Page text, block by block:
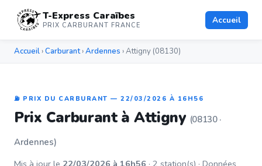
T-Express Caraïbes
PRIX CARBURANT FRANCE Accueil
Accueil ›Carburant›Ardennes › Attigny (08130)
⛽ PRIX DU CARBURANT — 22/03/2026 À 16H56
Prix Carburant à Attigny (08130 ·
Ardennes)
Mis à jour le 22/03/2026 à 16h56 · 2 station(s) · Données